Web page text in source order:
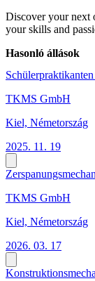
Discover your next
your skills and
Hasonló állások
TKMS GmbH
Kiel, Németország
2025. 11. 19
TKMS GmbH
Kiel, Németország
2026. 03. 17